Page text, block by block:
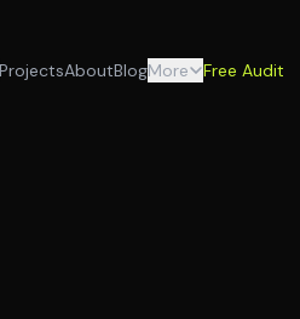
ProjectsAboutBlogMore Free Audit